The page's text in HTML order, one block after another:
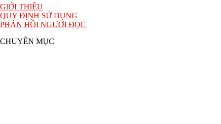
GIỚI THIỆU
QUY ĐỊNH SỬ DỤNG
PHẢN HỒI NGƯỜI ĐỌC
CHUYÊN MỤC